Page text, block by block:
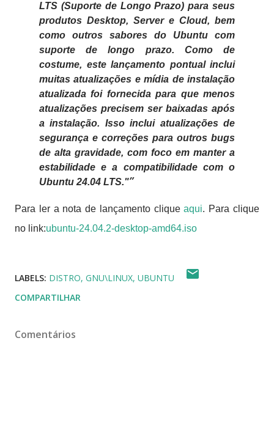
LTS (Suporte de Longo Prazo) para seus
produtos Desktop, Server e Cloud, bem
como outros sabores do Ubuntu com
suporte de longo prazo. Como de
costume, este lançamento pontual inclui
muitas atualizações e mídia de instalação
atualizada foi fornecida para que menos
atualizações precisem ser baixadas após
a instalação. Isso inclui atualizações de
segurança e correções para outros bugs
de alta gravidade, com foco em manter a
estabilidade e a compatibilidade com o
Ubuntu 24.04 LTS."
Para ler a nota de lançamento cliqueaqui. Para clique
no link:ubuntu-24.04.2-desktop-amd64.iso
LABELS: DISTRO GNU\LINUX UBUNTU
COMPARTILHAR
Comentários